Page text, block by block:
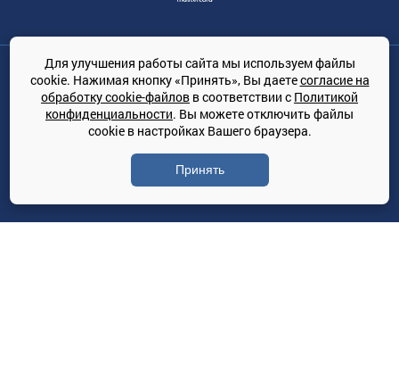
Общество с ограниченной ответственностью «ТРЕЙДКОН», ОГРН:
1167847364079, 197022, г. Санкт-Петербург, проспект Медиков, 7
КЛИМАТПРОФ.ONLINE - оптовая продажа кондиционеров и
климатической техники на территории РФ
© Сайт принадлежит ООО «ТРЕЙДКОН»
Политика конфиденциальности
Для улучшения работы сайта мы используем файлы
cookie. Нажимая кнопку «Принять», Вы даетесогласие на
обработку cookie-файлов в соответствии с Политикой
конфиденциальности. Вы можете отключить файлы
cookie в настройках Вашего браузера.
Принять